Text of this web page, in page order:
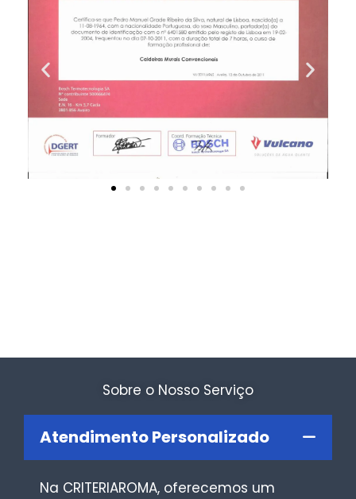
Sobre o Nosso Serviço
Atendimento Personalizado
Na CRITERIAROMA, oferecemos um